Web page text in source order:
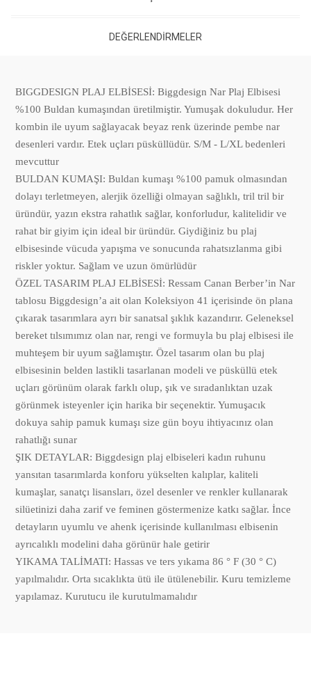
DEĞERLENDIRMELER
BIGGDESIGN PLAJ ELBİSESİ: Biggdesign Nar Plaj Elbisesi
%100 Buldan kumaşından üretilmiştir. Yumuşak dokuludur. Her
kombin ile uyum sağlayacak beyaz renk üzerinde pembe nar
desenleri vardır. Etek uçları püsküllüdür. S/M - L/XL bedenleri
mevcuttur
BULDAN KUMAŞI: Buldan kumaşı %100 pamuk olmasından
dolayı terletmeyen, alerjik özelliği olmayan sağlıklı, tril tril bir
üründür, yazın ekstra rahatlık sağlar, konforludur, kalitelidir ve
rahat bir giyim için ideal bir üründür. Giydiğiniz bu plaj
elbisesinde vücuda yapışma ve sonucunda rahatsızlanma gibi
riskler yoktur. Sağlam ve uzun ömürlüdür
ÖZEL TASARIM PLAJ ELBİSESİ: Ressam Canan Berber’in Nar
tablosu Biggdesign’a ait olan Koleksiyon 41 içerisinde ön plana
çıkarak tasarımlara ayrı bir sanatsal şıklık kazandırır. Geleneksel
bereket tılsımımız olan nar, rengi ve formuyla bu plaj elbisesi ile
muhteşem bir uyum sağlamıştır. Özel tasarım olan bu plaj
elbisesinin belden lastikli tasarlanan modeli ve püsküllü etek
uçları görünüm olarak farklı olup, şık ve sıradanlıktan uzak
görünmek isteyenler için harika bir seçenektir. Yumuşacık
dokuya sahip pamuk kumaşı size gün boyu ihtiyacınız olan
rahatlığı sunar
ŞIK DETAYLAR: Biggdesign plaj elbiseleri kadın ruhunu
yansıtan tasarımlarda konforu yükselten kalıplar, kaliteli
kumaşlar, sanatçı lisansları, özel desenler ve renkler kullanarak
silüetinizi daha zarif ve feminen göstermenize katkı sağlar. İnce
detayların uyumlu ve ahenk içerisinde kullanılması elbisenin
ayrıcalıklı modelini daha görünür hale getirir
YIKAMA TALİMATI: Hassas ve ters yıkama 86 ° F (30 ° C)
yapılmalıdır. Orta sıcaklıkta ütü ile ütülenebilir. Kuru temizleme
yapılamaz. Kurutucu ile kurutulmamalıdır